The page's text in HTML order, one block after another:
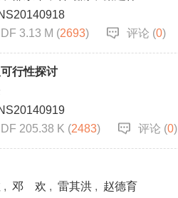
3.13 M (2693) 评论 (0)
行性探讨
205.38 K (2483) 评论 (0)
, 邓 欢 , 雷其洪 , 赵德育